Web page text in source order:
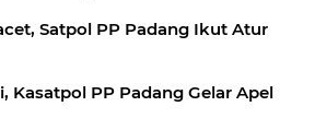
Satpol PP Padang Ikut Atur
Kasatpol PP Padang Gelar Apel